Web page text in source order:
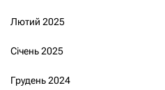
Лютий 2025
Січень 2025
Грудень 2024